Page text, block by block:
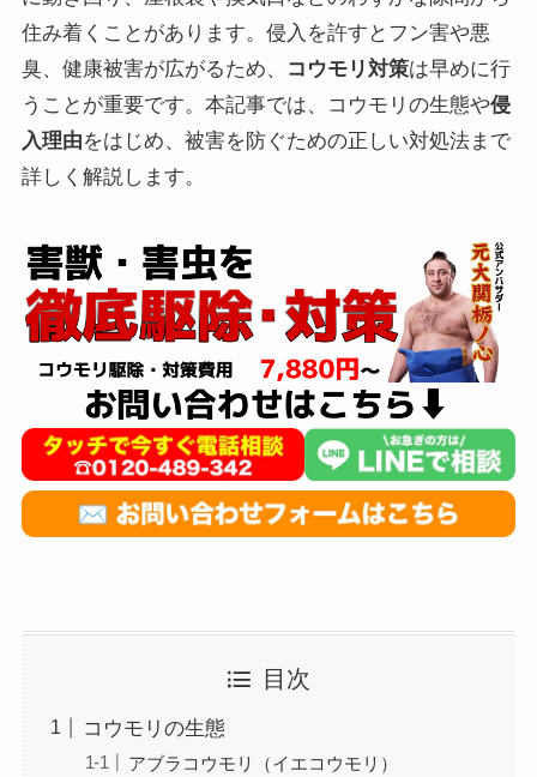
住み着くことがあります。侵入を許すとフン害や悪
臭、健康被害が広がるため、
コウモリ対策は早めに行
うことが重要です。本記事では、コウモリの生態や侵
入理由をはじめ、被害を防ぐための正しい対処法まで
詳しく解説します。
目次
コウモリの生態
アブラコウモリ（イエコウモリ）